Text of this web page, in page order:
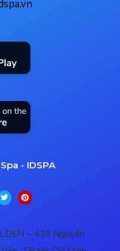
- IDSPA
– 418 Nguyễn